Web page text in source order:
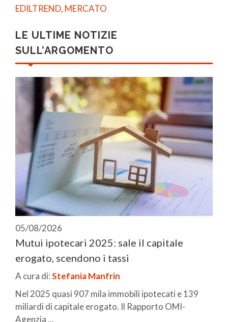
EDILTREND, MERCATO
LE ULTIME NOTIZIE
SULL’ARGOMENTO
05/08/2026
Mutui ipotecari 2025: sale il capitale
erogato, scendono i tassi
A cura di:Stefania Manfrin
Nel 2025 quasi 907 mila immobili ipotecati e 139
miliardi di capitale erogato. Il Rapporto OMI-
Agenzia ...